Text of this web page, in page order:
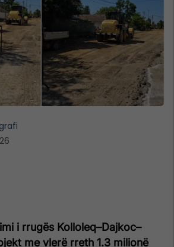
i rrugës Kolloleq–Dajkoc–
me vlerë rreth 1.3 milionë